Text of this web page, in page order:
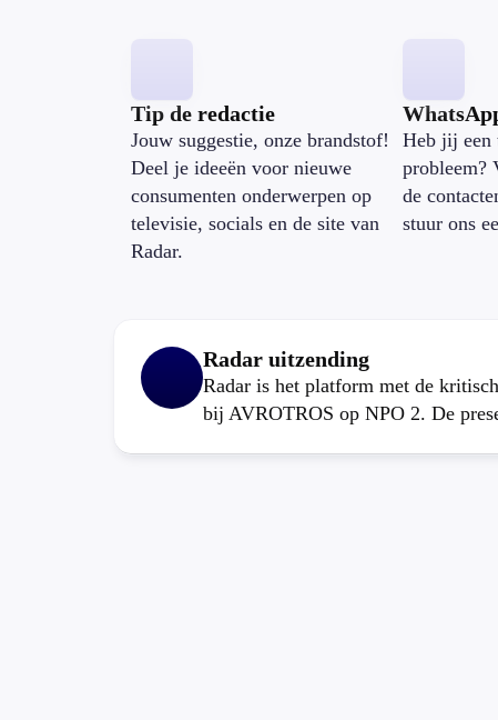
Tip de redactie
Jouw suggestie, onze brandstof!
Deel je ideeën voor nieuwe
consumenten onderwerpen op
televisie, socials en de site van
Radar.
Heb jij een
probleem?
de
stuur ons
Radar uitzending
Radar is het platform met de
bij AVROTROS op NPO 2. De